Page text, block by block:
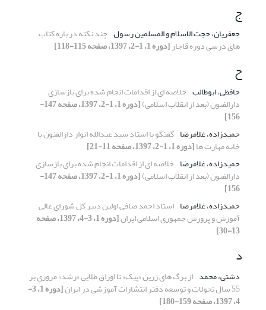
ج
جعفریان، حجت الاسلام و المسلمین رسول چند نکته در باره کتاب
های درسی دوره قاجار[دوره 1، 1-2، 1397، صفحه 115-118]
ح
حافظی، ابوطالب خلاصه ای از اقدامات انجام شده برای بازسازی
دارالفنون (بعد از انقلاب اسلامی) [دوره 1، 1-2، 1397، صفحه 147-
156]
حمیدزاده، غلامرضا گفتگو با استاد سید عبدالله انوار دارالفنون یا
خانه مهارت ها[دوره 1، 1-2، 1397، صفحه 11-21]
حمیدزاده، غلامرضا خلاصه ای از اقدامات انجام شده برای بازسازی
دارالفنون (بعد از انقلاب اسلامی) [دوره 1، 1-2، 1397، صفحه 147-
156]
حمیدزاده، غلامرضا استاد احمد صافی اولین دبیر کل شورای عالی
آموزش و پرورش جمهوری اسلامی ایران [دوره 1، 3-4، 1397، صفحه
13-30]
د
دشتی، محمد از برگ های زرین «پیک» تا اوراق طلایی «رشد» مروری بر
55 سال تحولات و توسعه دفتر انتشارات آموزشی در ایران [دوره 1، 3-
4، 1397، صفحه 159-180]